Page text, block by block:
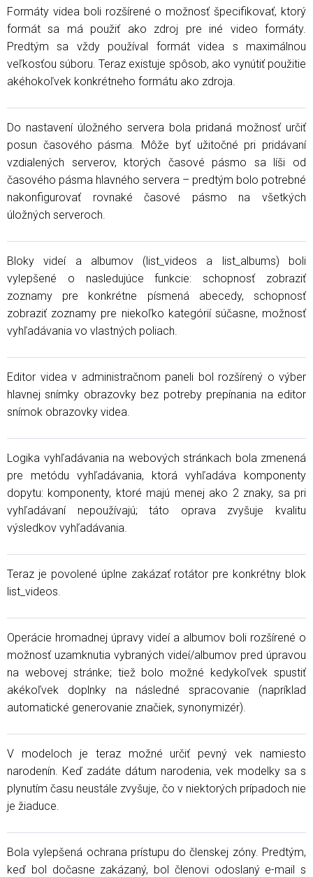
Formáty videa boli rozšírené o možnosť špecifikovať, ktorý
formát sa má použiť ako zdroj pre iné video formáty.
Predtým sa vždy používal formát videa s maximálnou
veľkosťou súboru. Teraz existuje spôsob, ako vynútiť použitie
akéhokoľvek konkrétneho formátu ako zdroja.
Do nastavení úložného servera bola pridaná možnosť určiť
posun časového pásma. Môže byť užitočné pri pridávaní
vzdialených serverov, ktorých časové pásmo sa líši od
časového pásma hlavného servera – predtým bolo potrebné
nakonfigurovať rovnaké časové pásmo na všetkých
úložných serveroch.
Bloky videí a albumov (list_videos a list_albums) boli
vylepšené o nasledujúce funkcie: schopnosť zobraziť
zoznamy pre konkrétne písmená abecedy, schopnosť
zobraziť zoznamy pre niekoľko kategórií súčasne, možnosť
vyhľadávania vo vlastných poliach.
Editor videa v administračnom paneli bol rozšírený o výber
hlavnej snímky obrazovky bez potreby prepínania na editor
snímok obrazovky videa.
Logika vyhľadávania na webových stránkach bola zmenená
pre metódu vyhľadávania, ktorá vyhľadáva komponenty
dopytu: komponenty, ktoré majú menej ako 2 znaky, sa pri
vyhľadávaní nepoužívajú; táto oprava zvyšuje kvalitu
výsledkov vyhľadávania.
Teraz je povolené úplne zakázať rotátor pre konkrétny blok
list_videos.
Operácie hromadnej úpravy videí a albumov boli rozšírené o
možnosť uzamknutia vybraných videí/albumov pred úpravou
na webovej stránke; tiež bolo možné kedykoľvek spustiť
akékoľvek doplnky na následné spracovanie (napríklad
automatické generovanie značiek, synonymizér).
V modeloch je teraz možné určiť pevný vek namiesto
narodenín. Keď zadáte dátum narodenia, vek modelky sa s
plynutím času neustále zvyšuje, čo v niektorých prípadoch nie
je žiaduce.
Bola vylepšená ochrana prístupu do členskej zóny. Predtým,
keď bol dočasne zakázaný, bol členovi odoslaný e-mail s